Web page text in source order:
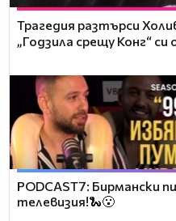
Трагедия разтърси
„Годзила срещу Конг“
PODCAST7: Бирмански
телевизия!🐍😮